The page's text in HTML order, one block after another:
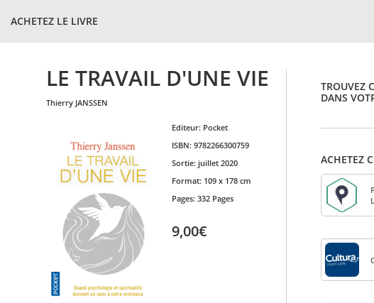
ACHETEZ LE LIVRE
LE TRAVAIL D'UNE VIE
thierry JANSSEN
Editeur: Pocket
ISBN: 9782266300759
Sortie: juillet 2020
Format: 109 x 178 cm
Pages: 332 Pages
9,00€
TROUVEZ
DANS
ACHETEZ